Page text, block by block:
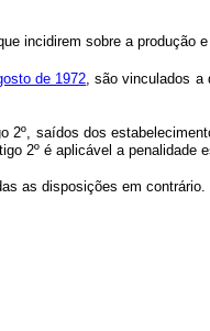
incidirem sobre a produção
de 1972, são vinculados a
2º, saídos dos
2º é aplicável a
as disposições em contrário.